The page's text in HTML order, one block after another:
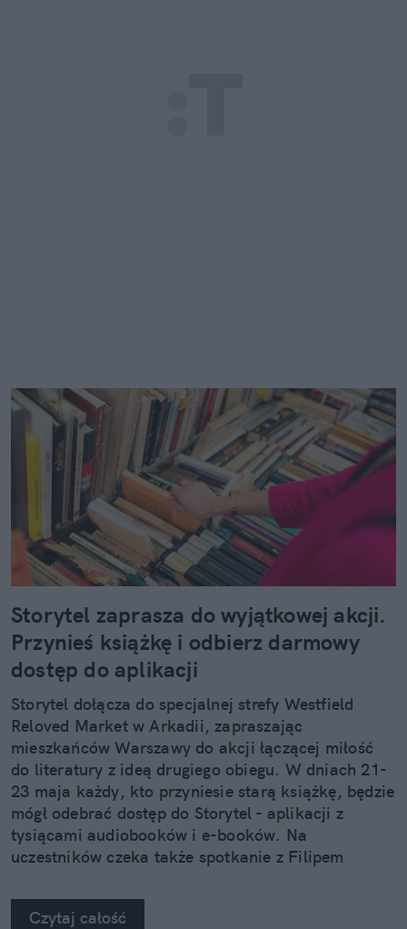
Storytel zaprasza do wyjątkowej akcji.
Przynieś książkę i odbierz darmowy
dostęp do aplikacji
Storytel dołącza do specjalnej strefy Westfield
Reloved Market w Arkadii, zapraszając
mieszkańców Warszawy do akcji łączącej miłość
do literatury z ideą drugiego obiegu. W dniach 21-
23 maja każdy, kto przyniesie starą książkę, będzie
mógł odebrać dostęp do Storytel - aplikacji z
tysiącami audiobooków i e-booków. Na
uczestników czeka także spotkanie z Filipem
głosów polskich audiobooków.
Czytaj całość